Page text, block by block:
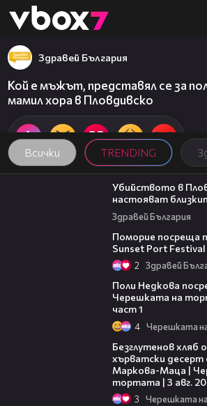
👾
Всички TRENDING
Здравей България
Кой е мъжът, представял се за
мамил хора в Пловдивско
11:38
Убийството в
настояват
Здравей България
Поморие посреща
Sunset Port Festival
2 Здравей
Поли Недкова
Черешката на
част 1
4
Безглутенов хляб
хърватски
Маркова-Маца |
тортата | 3 авг.
3